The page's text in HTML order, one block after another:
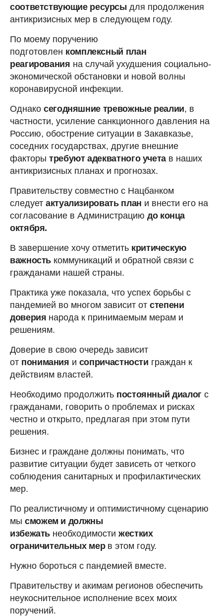
соответствующие ресурсыдля продолжения
антикризисных мер в следующем году.
По моему поручению
подготовлен комплексный план
реагирования на случай ухудшения социально-
экономической обстановки и новой волны
коронавирусной инфекции.
Однако сегодняшние тревожные реалии, в
частности, усиление санкционного давления на
Россию, обострение ситуации в Закавказье,
соседних государствах, другие внешние
факторы требуют адекватного учета в наших
антикризисных планах и прогнозах.
Правительству совместно с Нацбанком
следует актуализировать план и внести его на
согласование в Администрацию до конца
октября.
В завершение хочу отметить критическую
важность коммуникаций и обратной связи с
гражданами нашей страны.
Практика уже показала, что успех борьбы с
пандемией во многом зависит от степени
доверия народа к принимаемым мерам и
решениям.
Доверие в свою очередь зависит
от понимания и сопричастности граждан к
действиям властей.
Необходимо продолжить постоянный диалог с
гражданами, говорить о проблемах и рисках
честно и открыто, предлагая при этом пути
решения.
Бизнес и граждане должны понимать, что
развитие ситуации будет зависеть от четкого
соблюдения санитарных и профилактических
мер.
По реалистичному и оптимистичному сценарию
мы сможем и должны
избежать необходимостижестких
ограничительных мер в этом году.
Нужно бороться с пандемией вместе.
Правительству и акимам регионов обеспечить
неукоснительное исполнение всех моих
поручений.